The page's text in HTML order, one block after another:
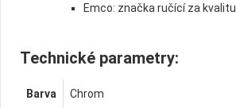
Emco: značka ručící za kvalitu.
Technické parametry:
Barva Chrom